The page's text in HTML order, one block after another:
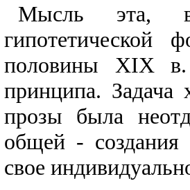
Мысль эта,
половины XIX в.
принципа. Задача
прозы была
общей - создания
свое